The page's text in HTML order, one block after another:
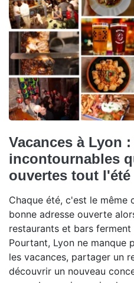
Vacances à Lyon
incontournables
ouvertes tout l'été
Chaque été, c'est le même
bonne adresse ouverte
restaurants et bars ferment
Pourtant, Lyon ne manque
les vacances, partager un
découvrir un nouveau